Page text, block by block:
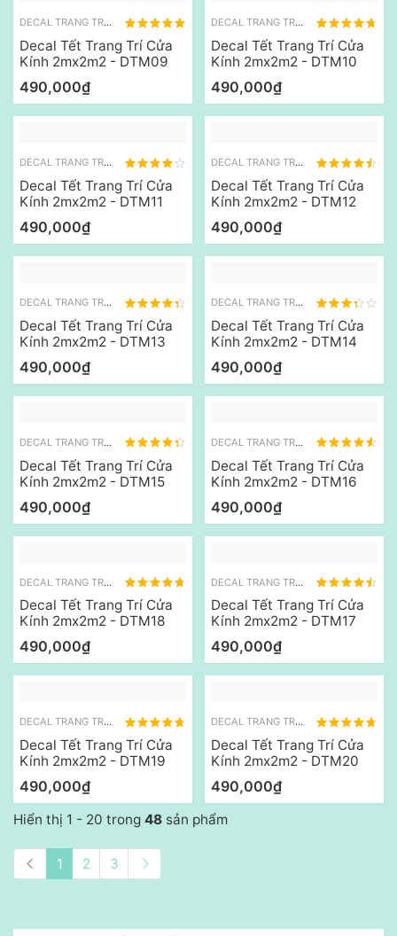
DECAL TRANG TRÍ TẾT
Decal Tết Trang Trí Cửa
Kính 2mx2m2 - DTM09
490,000₫
DECAL TRANG TRÍ TẾT
Decal Tết Trang Trí Cửa
Kính 2mx2m2 - DTM10
490,000₫
DECAL TRANG TRÍ TẾT
Decal Tết Trang Trí Cửa
Kính 2mx2m2 - DTM11
490,000₫
DECAL TRANG TRÍ TẾT
Decal Tết Trang Trí Cửa
Kính 2mx2m2 - DTM12
490,000₫
DECAL TRANG TRÍ TẾT
Decal Tết Trang Trí Cửa
Kính 2mx2m2 - DTM13
490,000₫
DECAL TRANG TRÍ TẾT
Decal Tết Trang Trí Cửa
Kính 2mx2m2 - DTM14
490,000₫
DECAL TRANG TRÍ TẾT
Decal Tết Trang Trí Cửa
Kính 2mx2m2 - DTM15
490,000₫
DECAL TRANG TRÍ TẾT
Decal Tết Trang Trí Cửa
Kính 2mx2m2 - DTM16
490,000₫
DECAL TRANG TRÍ TẾT
Decal Tết Trang Trí Cửa
Kính 2mx2m2 - DTM18
490,000₫
DECAL TRANG TRÍ TẾT
Decal Tết Trang Trí Cửa
Kính 2mx2m2 - DTM17
490,000₫
DECAL TRANG TRÍ TẾT
Decal Tết Trang Trí Cửa
Kính 2mx2m2 - DTM19
490,000₫
DECAL TRANG TRÍ TẾT
Decal Tết Trang Trí Cửa
Kính 2mx2m2 - DTM20
490,000₫
Hiển thị 1 - 20 trong 48 sản phẩm
1 2 3